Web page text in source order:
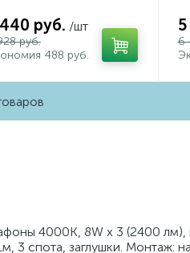
руб. /шт
руб.
488 руб.
6
4000K, 8W x 3 (2400
3 спота, заглушки. Монтаж: